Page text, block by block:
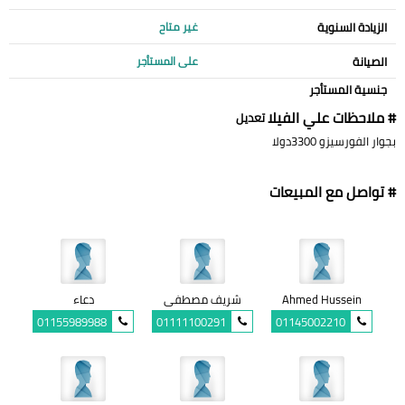
الزيادة السنوية غير متاح
الصيانة على المستأجر
جنسية المستأجر
# ملاحظات علي الفيلاتعديل
بجوار الفورسيزو 3300دولا
# تواصل مع المبيعات
Ahmed Hussein
01145002210
شريف مصطفى
01111100291
دعاء
01155989988